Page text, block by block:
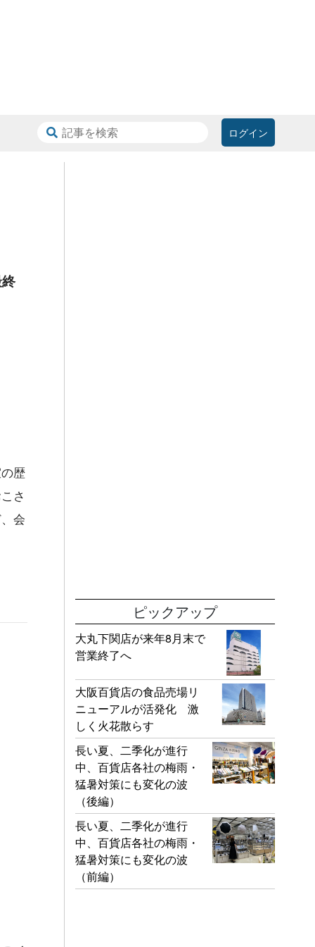
ログイン
歴
さ
会
ピックアップ
大丸下関店が来年8月末で
営業終了へ
大阪百貨店の食品売場リ
ニューアルが活発化 激
しく火花散らす
長い夏、二季化が進行
中、百貨店各社の梅雨・
猛暑対策にも変化の波
（後編）
長い夏、二季化が進行
中、百貨店各社の梅雨・
猛暑対策にも変化の波
（前編）